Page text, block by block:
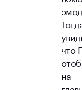
что
на